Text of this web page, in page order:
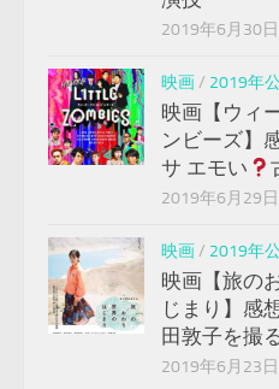
2019年6月30日
映画/ 2019年
映画【ウィ
ンビーズ】
サ エモい
2019年6月29日
映画/ 2019年
映画【旅の
じまり】感
田敦子を撮
2019年6月23日